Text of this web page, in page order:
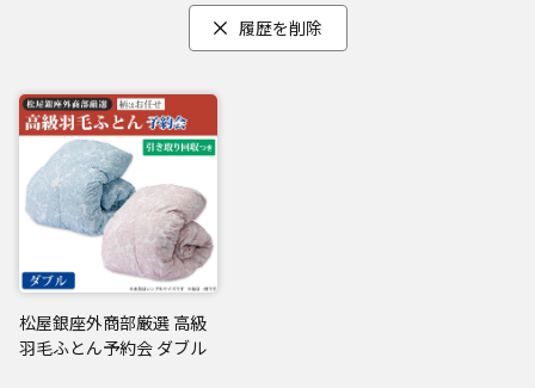
履歴を削除
松屋銀座外商部厳選 高級
羽毛ふとん予約会 ダブル